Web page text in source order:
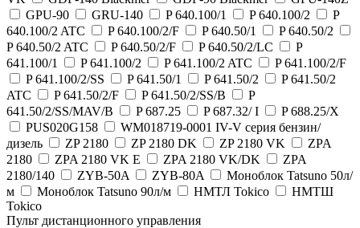
GPU-90
GRU-140 P 640.100/1 P 640.100/2
P
640.100/2 ATC
P 640.100/2/F P 640.50/1
P 640.50/2
P 640.50/2 ATC
P 640.50/2/F P 640.50/2/LC
P
641.100/1
P 641.100/2 P 641.100/2 ATC
P 641.100/2/F
P 641.100/2/SS
P 641.50/1 P 641.50/2
P 641.50/2
ATC
P 641.50/2/F P 641.50/2/SS/B
P
641.50/2/SS/MAV/B
P 687.25 P 687.32/ I
P 688.25/X
PUS020G158
WM018719-0001 IV-V серия бензин/
дизель
ZP 2180 ZP 2180 DK ZP 2180 VK
ZPA
2180
ZPA 2180 VK E ZPA 2180 VK/DK
ZPA
2180/140
ZYB-50A ZYB-80A
Моноблок Tatsuno 50л/
м
Моноблок Tatsuno 90л/м НМТЛ Tokico
НМТШ
Tokico
Пульт дистанционного управления